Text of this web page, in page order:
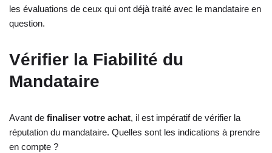
les évaluations de ceux qui ont déjà traité avec le mandataire en
question.
Vérifier la Fiabilité du
Mandataire
Avant de finaliser votre achat, il est impératif de vérifier la
réputation du mandataire. Quelles sont les indications à prendre
en compte ?